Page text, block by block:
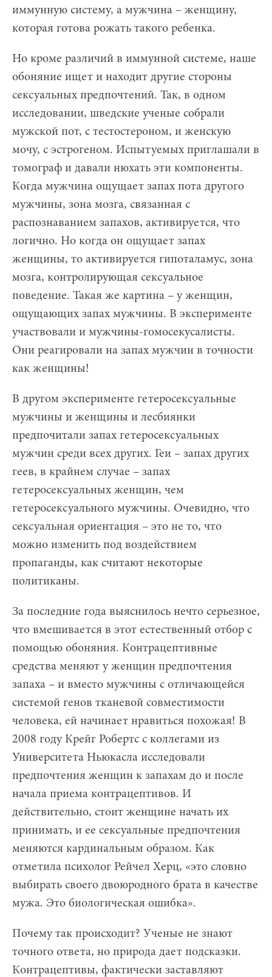
иммунную систему, а мужчина – женщину,
которая готова рожать такого ребенка.
Но кроме различий в иммунной системе, наше
обоняние ищет и находит другие стороны
сексуальных предпочтений. Так, в одном
исследовании, шведские ученые собрали
мужской пот, с тестостероном, и женскую
мочу, с эстрогеном. Испытуемых приглашали в
томограф и давали нюхать эти компоненты.
Когда мужчина ощущает запах пота другого
мужчины, зона мозга, связанная с
распознаванием запахов, активируется, что
логично. Но когда он ощущает запах
женщины, то активируется гипоталамус, зона
мозга, контролирующая сексуальное
поведение. Такая же картина – у женщин,
ощущающих запах мужчины. В эксперименте
участвовали и мужчины-гомосекусалисты.
Они реагировали на запах мужчин в точности
как женщины!
В другом эксперименте гетеросексуальные
мужчины и женщины и лесбиянки
предпочитали запах гетеросексуальных
мужчин среди всех других. Геи – запах других
геев, в крайнем случае – запах
гетеросексуальных женщин, чем
гетеросексуального мужчины. Очевидно, что
сексуальная ориентация – это не то, что
можно изменить под воздействием
пропаганды, как считают некоторые
политиканы.
За последние года выяснилось нечто серьезное,
что вмешивается в этот естественный отбор с
помощью обоняния. Контрацептивные
средства меняют у женщин предпочтения
запаха – и вместо мужчины с отличающейся
системой генов тканевой совместимости
человека, ей начинает нравиться похожая! В
2008 году Крейг Робертс с коллегами из
Университета Ньюкасла исследовали
предпочтения женщин к запахам до и после
начала приема контрацептивов. И
действительно, стоит женщине начать их
принимать, и ее сексуальные предпочтения
меняются кардинальным образом. Как
отметила психолог Рейчел Херц, «это словно
выбирать своего двоюродного брата в качестве
мужа. Это биологическая ошибка».
Почему так происходит? Ученые не знают
точного ответа, но природа дает подсказки.
Контрацептивы, фактически заставляют